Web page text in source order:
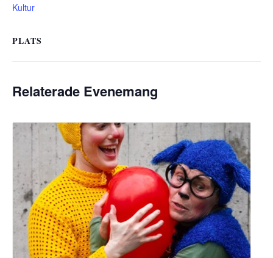
Kultur
PLATS
Relaterade Evenemang